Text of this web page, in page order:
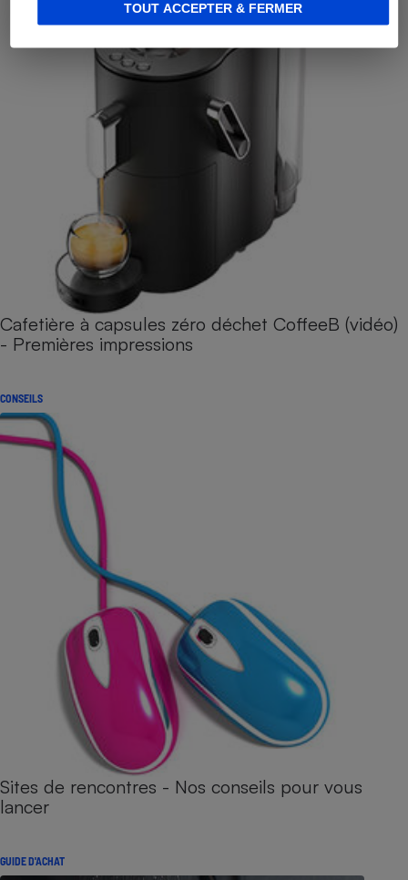
TOUT ACCEPTER & FERMER
Cafetière à capsules zéro déchet CoffeeB (vidéo)
- Premières impressions
CONSEILS
Sites de rencontres - Nos conseils pour vous
lancer
GUIDE D'ACHAT